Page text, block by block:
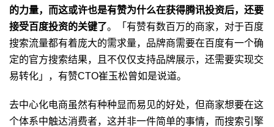
的力量，而这或许也是有赞为什么在获得腾讯投资后，还要
接受百度投资的关键了。「有赞有数百万的商家，对于百度
搜索流量都有着庞大的需求量，品牌商需要在百度有一个确
定的官方搜索结果，且不仅仅支持品牌展示，还需要实现交
易转化」，有赞CTO崔玉松曾如是说道。
去中心化电商虽然有种种显而易见的好处，但商家想要在这
个体系中触达消费者，这并非一件简单的事情，而搜索引擎